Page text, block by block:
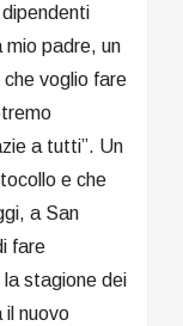
mio padre, un
voglio fare
a tutti”. Un
e che
a San
fare
stagione dei
nuovo